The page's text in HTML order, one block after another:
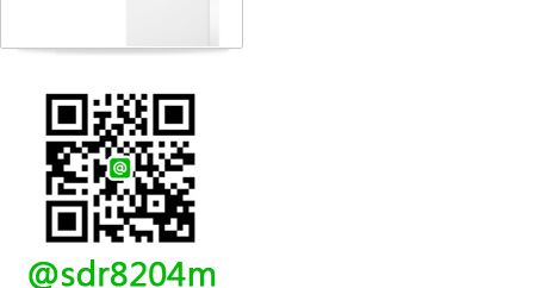
【櫻花SAKURA】 DH-1605A
16公升/分 數位恆溫 LCD溫度設
定 分段火排